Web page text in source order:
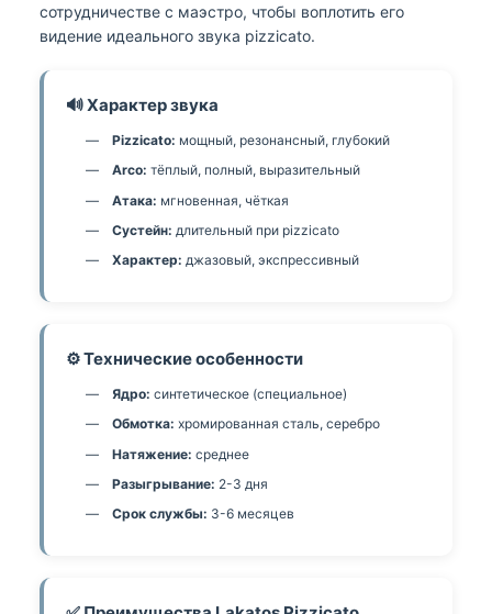
сотрудничестве с маэстро, чтобы воплотить его
видение идеального звука pizzicato.
🔊 Характер звука
Pizzicato: мощный, резонансный, глубокий
Arco: тёплый, полный, выразительный
Атака: мгновенная, чёткая
Сустейн: длительный при pizzicato
Характер: джазовый, экспрессивный
⚙️ Технические особенности
Ядро: синтетическое (специальное)
Обмотка: хромированная сталь, серебро
Натяжение: среднее
Разыгрывание: 2-3 дня
Срок службы: 3-6 месяцев